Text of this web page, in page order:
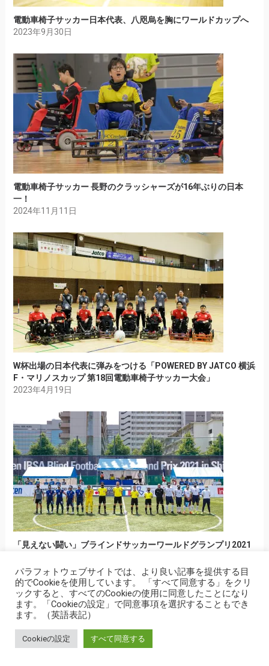
電動車椅子サッカー日本代表、八咫烏を胸にワールドカップへ
2023年9月30日
電動車椅子サッカー 長野のクラッシャーズが16年ぶりの日本
一！
2024年11月11日
W杯出場の日本代表に弾みをつける「POWERED BY JATCO 横浜
F・マリノスカップ 第18回電動車椅子サッカー大会」
2023年4月19日
「見えない闘い」ブラインドサッカーワールドグランプリ2021
2021年5月30日
パラフォトウェブサイトでは、より良い記事を提供する目
的でCookieを使用しています。 「すべて同意する」をクリ
ックすると、すべてのCookieの使用に同意したことになり
ます。「Cookieの設定」で同意事項を選択することもでき
ます。（英語表記）
Cookieの設定 すべて同意する